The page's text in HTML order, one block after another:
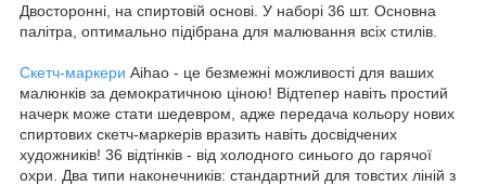
Двосторонні, на спиртовій основі. У наборі 36 шт. Основна
палітра, оптимально підібрана для малювання всіх стилів.
Скетч-маркери Aihao - це безмежні можливості для ваших
малюнків за демократичною ціною! Відтепер навіть простий
начерк може стати шедевром, адже передача кольору нових
спиртових скетч-маркерів вразить навіть досвідчених
художників! 36 відтінків - від холодного синього до гарячої
охри. Два типи наконечників: стандартний для товстих ліній з